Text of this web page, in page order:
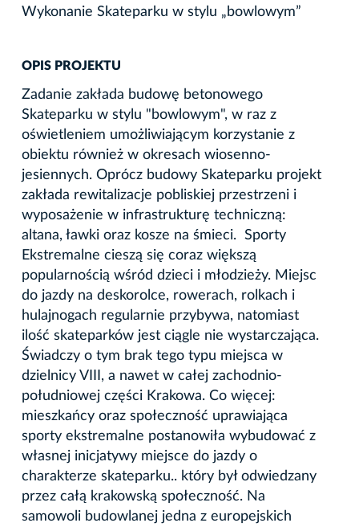
Wykonanie Skateparku w stylu „bowlowym”
OPIS PROJEKTU
Zadanie zakłada budowę betonowego
Skateparku w stylu "bowlowym", w raz z
oświetleniem umożliwiającym korzystanie z
obiektu również w okresach wiosenno-
jesiennych. Oprócz budowy Skateparku projekt
zakłada rewitalizacje pobliskiej przestrzeni i
wyposażenie w infrastrukturę techniczną:
altana, ławki oraz kosze na śmieci. Sporty
Ekstremalne cieszą się coraz większą
popularnością wśród dzieci i młodzieży. Miejsc
do jazdy na deskorolce, rowerach, rolkach i
hulajnogach regularnie przybywa, natomiast
ilość skateparków jest ciągle nie wystarczająca.
Świadczy o tym brak tego typu miejsca w
dzielnicy VIII, a nawet w całej zachodnio-
południowej części Krakowa. Co więcej:
mieszkańcy oraz społeczność uprawiająca
sporty ekstremalne postanowiła wybudować z
własnej inicjatywy miejsce do jazdy o
charakterze skateparku.. który był odwiedzany
przez całą krakowską społeczność. Na
samowoli budowlanej jedna z europejskich